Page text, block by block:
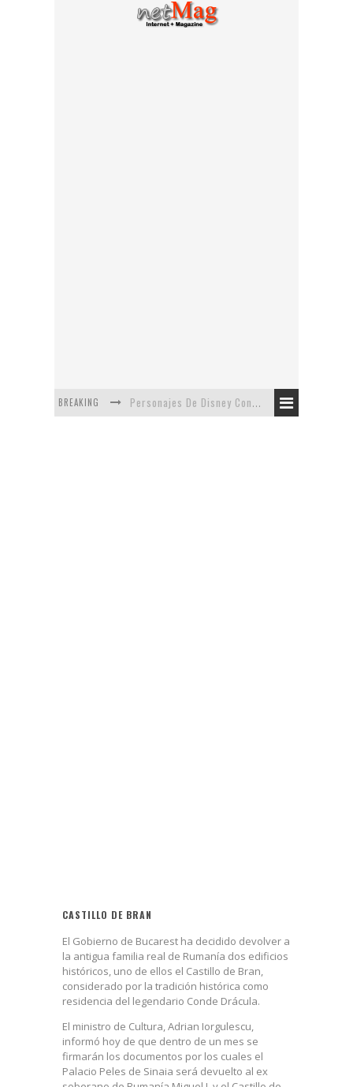
BREAKING Personajes De Disney Con Vestuarios Contemporáneos
CASTILLO DE BRAN
El Gobierno de Bucarest ha decidido devolver a
la antigua familia real de Rumanía dos edificios
históricos, uno de ellos el Castillo de Bran,
considerado por la tradición histórica como
residencia del legendario Conde Drácula.
El ministro de Cultura, Adrian Iorgulescu,
informó hoy de que dentro de un mes se
firmarán los documentos por los cuales el
Palacio Peles de Sinaia será devuelto al ex